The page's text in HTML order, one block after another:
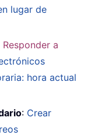
lugar de
Responder a
hora actual
: Crear